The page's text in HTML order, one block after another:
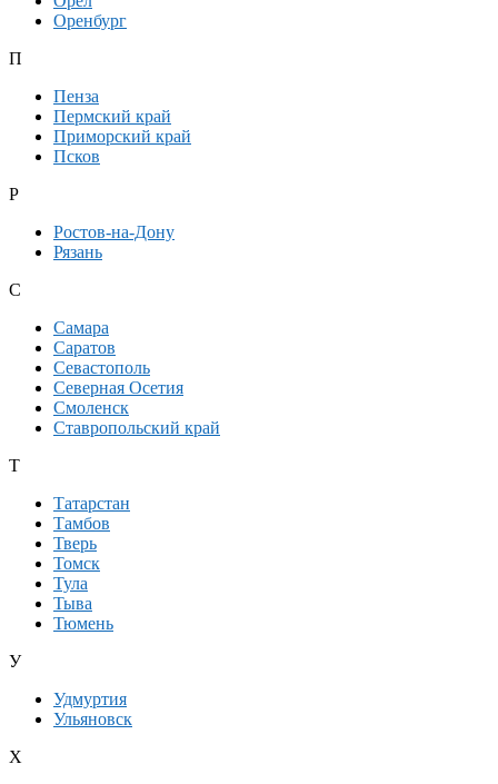
Оренбург
П
Пенза
Пермский край
Приморский край
Псков
Р
Ростов-на-Дону
Рязань
С
Самара
Саратов
Севастополь
Северная Осетия
Смоленск
Ставропольский край
Т
Татарстан
Тамбов
Тверь
Томск
Тула
Тыва
Тюмень
У
Удмуртия
Ульяновск
Х